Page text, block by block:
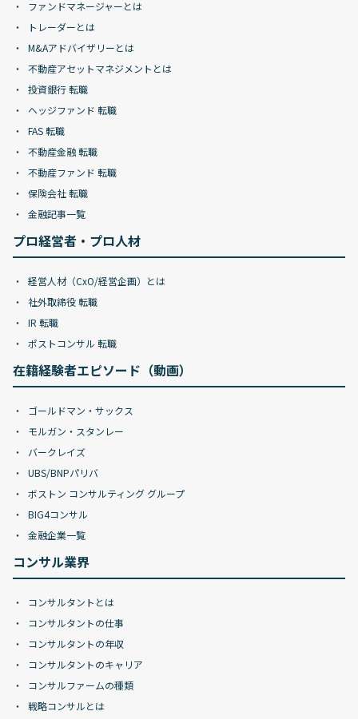
ファンドマネージャーとは
トレーダーとは
M&Aアドバイザリーとは
不動産アセットマネジメントとは
投資銀行 転職
ヘッジファンド 転職
FAS 転職
不動産金融 転職
不動産ファンド 転職
保険会社 転職
金融記事一覧
プロ経営者・プロ人材
経営人材（CxO/経営企画）とは
社外取締役 転職
IR 転職
ポストコンサル 転職
在籍経験者エピソード（動画）
ゴールドマン・サックス
モルガン・スタンレー
バークレイズ
UBS/BNPパリバ
ボストン コンサルティング グループ
BIG4コンサル
金融企業一覧
コンサル業界
コンサルタントとは
コンサルタントの仕事
コンサルタントの年収
コンサルタントのキャリア
コンサルファームの種類
戦略コンサルとは